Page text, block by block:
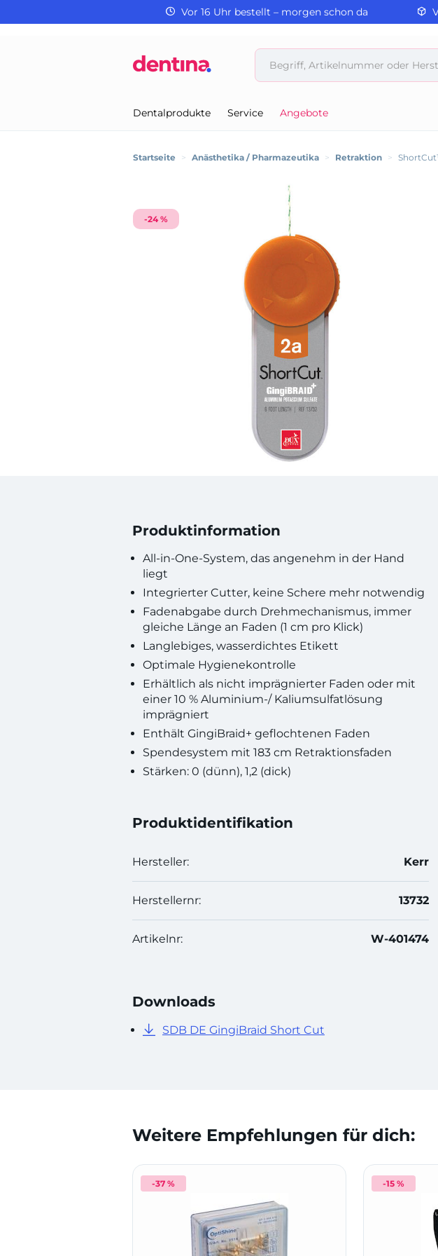
Vor 16 Uhr bestellt – morgen schon da
Dentalprodukte Service Angebote
Startseite > Anästhetika / Pharmazeutika > Retraktion >
-24 %
Produktinformation
All-in-One-System, das angenehm in der Hand
liegt
Integrierter Cutter, keine Schere mehr notwendig
Fadenabgabe durch Drehmechanismus, immer
gleiche Länge an Faden (1 cm pro Klick)
Langlebiges, wasserdichtes Etikett
Optimale Hygienekontrolle
Erhältlich als nicht imprägnierter Faden oder mit
einer 10 % Aluminium-/ Kaliumsulfatlösung
imprägniert
Enthält GingiBraid+ geflochtenen Faden
Spendesystem mit 183 cm Retraktionsfaden
Stärken: 0 (dünn), 1,2 (dick)
Produktidentifikation
Hersteller: Kerr
Herstellernr: 13732
Artikelnr: W-401474
Downloads
SDB DE GingiBraid Short Cut
Weitere Empfehlungen für dich:
-37 % -15 %